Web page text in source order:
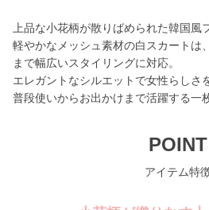
上品な小花柄が散りばめられた韓国風
軽やかなメッシュ素材の白スカートは
まで幅広いスタイリングに対応。
エレガントなシルエットで女性らしさ
普段使いからお出かけまで活躍する一
POINT
アイテム特